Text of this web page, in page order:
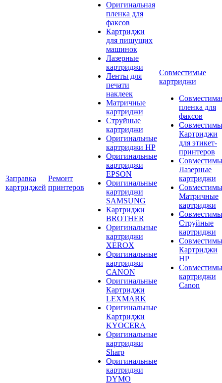
Заправка
картриджей
Ремонт
принтеров
Оригинальная
пленка для
факсов
Картриджи
для пишущих
машинок
Лазерные
картриджи
Ленты для
печати
наклеек
Матричные
картриджи
Струйные
картриджи
Оригинальные
картриджи HP
Оригинальные
картриджи
EPSON
Оригинальные
картриджи
SAMSUNG
Картриджи
BROTHER
Оригинальные
картриджи
XEROX
Оригинальные
картриджи
CANON
Оригинальные
Картриджи
LEXMARK
Оригинальные
Картриджи
KYOCERA
Оригинальные
картриджи
Sharp
Оригинальные
картриджи
DYMO
Совместимые
картриджи
пленка для
факсов
Картриджи
для этикет-
принтеров
Лазерные
картриджи
Матричные
картриджи
Струйные
картриджи
Картриджи
HP
картриджи
Canon